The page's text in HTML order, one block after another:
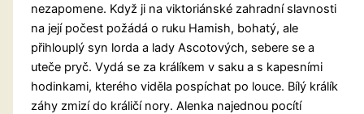
nezapomene. Když ji na viktoriánské zahradní slavnosti
na její počest požádá o ruku Hamish, bohatý, ale
přihlouplý syn lorda a lady Ascotových, sebere se a
uteče pryč. Vydá se za králíkem v saku a s kapesními
hodinkami, kterého viděla pospíchat po louce. Bílý králík
záhy zmizí do králičí nory. Alenka najednou pocítí